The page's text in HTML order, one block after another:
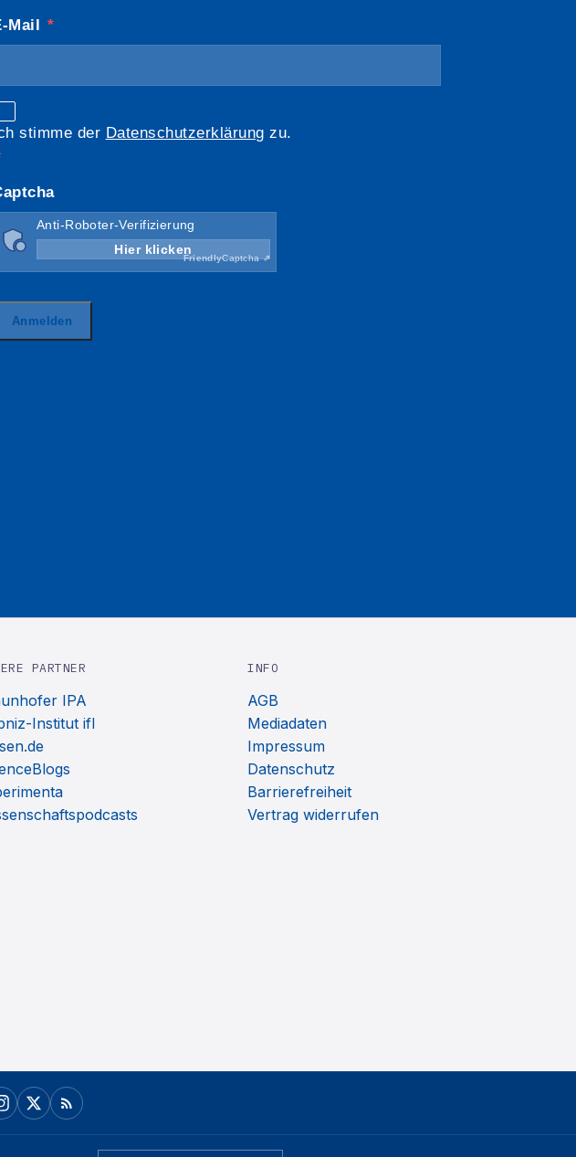
PARTNER
IPA
Institut ifl
INFO
AGB
Mediadaten
Impressum
Datenschutz
Barrierefreiheit
Vertrag widerrufen